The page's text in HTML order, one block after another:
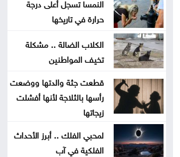
آب
تنفيذ 23 مشروعاً لطرق محافظة
المفرق
البرلمان العربي يدين استهداف
المدنيين بالسعودية واليمن
ارتفاع حصيلة الهجوم الذي نفذه تلميذ
على مدرسة بتايلند
النمسا تسجل أعلى درجة
حرارة في تاريخها
الكلاب الضالة .. مشكلة
تخيف المواطنين
قطعت جثة والدتها ووضعت
رأسها بالثلاجة لأنها أفشلت
زيجاتها
لمحبي الفلك .. أبرز الأحداث
الفلكية في آب